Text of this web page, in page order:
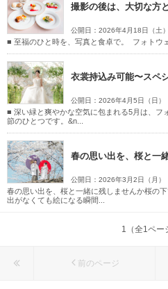
撮影の後は、大切な方
公開日：2026年4月18日（土）
■ 至福のひと時を、写真と食卓で。 フォトウ
衣裳持込み可能〜スペ
公開日：2026年4月5日（日）
■ 深い緑と爽やかな空気に包まれる5月は、フ
節のひとつです。&n...
春の思い出を、桜と一
公開日：2026年3月2日（月）
春の思い出を、桜と一緒に残しませんか桜の
出がなくても絵になる瞬間...
1（全1ペー
前のページ